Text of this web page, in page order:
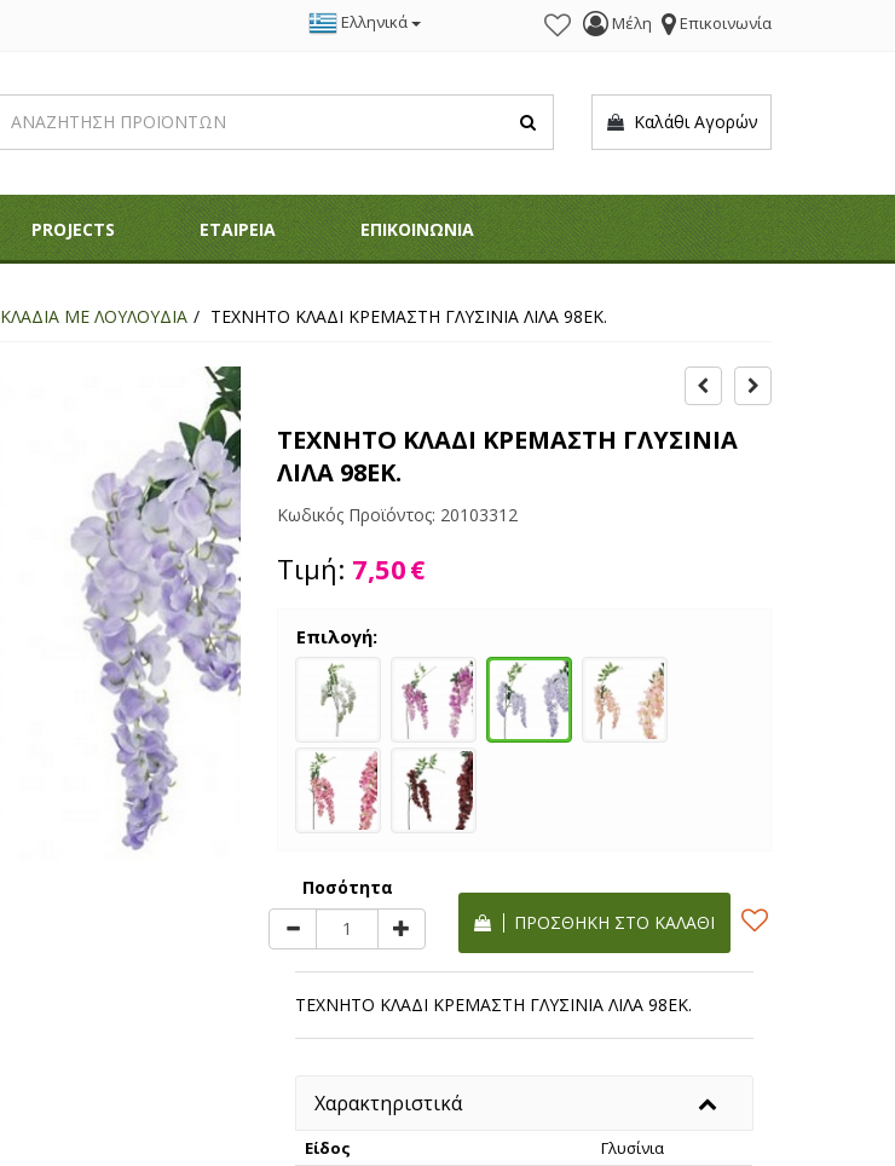
Ελληνικά Μέλη Επικοινωνία
Καλάθι Αγορών
PROJECTS ΕΤΑΙΡΕΙΑ ΕΠΙΚΟΙΝΩΝΙΑ
ΚΛΑΔΙΑ ΜΕ ΛΟΥΛΟΥΔΙΑ ΤΕΧΝΗΤΟ ΚΛΑΔΙ ΚΡΕΜΑΣΤΗ ΓΛΥΣΙΝΙΑ ΛΙΛΑ 98ΕΚ.
ΤΕΧΝΗΤΟ ΚΛΑΔΙ ΚΡΕΜΑΣΤΗ ΓΛΥΣΙΝΙΑ
ΛΙΛΑ 98ΕΚ.
Κωδικός Προϊόντος: 20103312
Τιμή: 7,50€
Επιλογή:
Ποσότητα
ΠΡΟΣΘΉΚΗ ΣΤΟ ΚΑΛΆΘΙ
ΤΕΧΝΗΤΟ ΚΛΑΔΙ ΚΡΕΜΑΣΤΗ ΓΛΥΣΙΝΙΑ ΛΙΛΑ 98ΕΚ.
Χαρακτηριστικά
Είδος
Γλυσίνια